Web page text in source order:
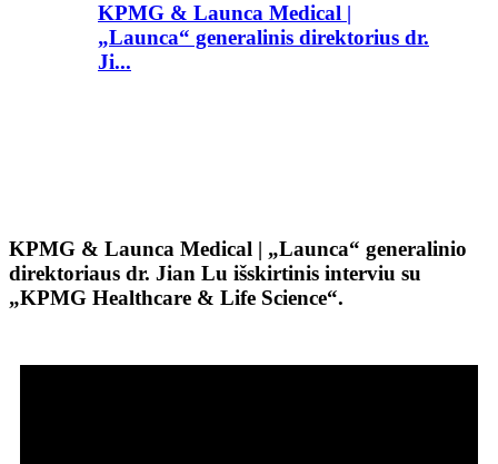
KPMG & Launca Medical |
„Launca“ generalinis direktorius dr.
Ji...
KPMG & Launca Medical | „Launca“ generalinio
direktoriaus dr. Jian Lu išskirtinis interviu su
„KPMG Healthcare & Life Science“.